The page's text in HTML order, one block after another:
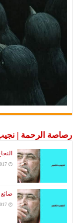
الرحمة | نجيب
النجاح في
04/07/2017
ضائع في
05/06/2017